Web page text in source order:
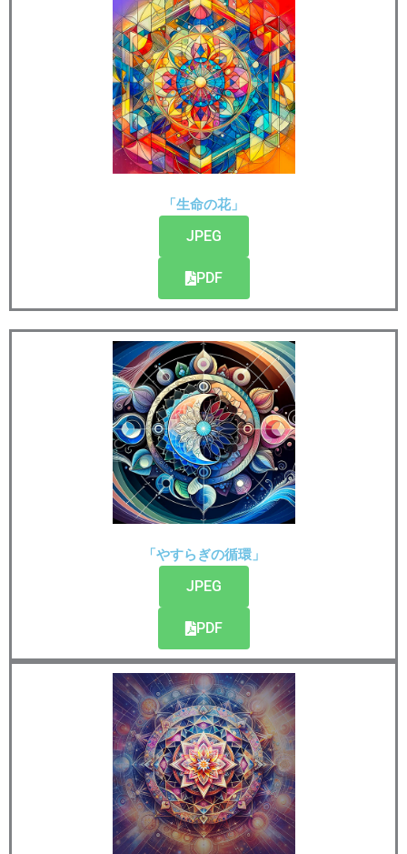
「生命の花」
JPEG
PDF
「やすらぎの循環」
JPEG
PDF